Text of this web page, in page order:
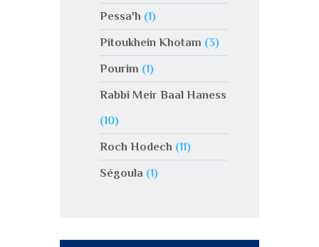
Pessa'h (1)
Pitoukhein Khotam (3)
Pourim (1)
Rabbi Meir Baal Haness
(10)
Roch Hodech (11)
Ségoula (1)